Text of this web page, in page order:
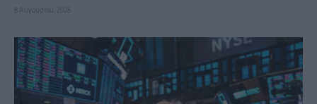
8 Αυγούστου, 2026